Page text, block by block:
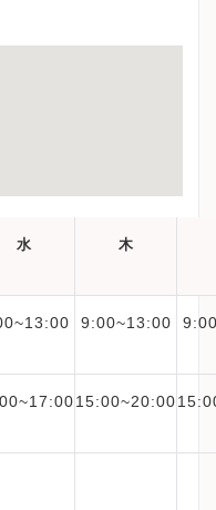
水 木
9:00~13:00
15:00~20:00